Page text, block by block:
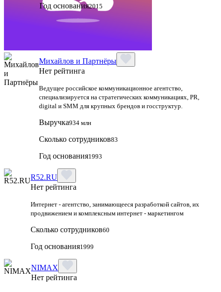
Год основания2015
Михайлов и Партнёры
Нет рейтинга
Ведущее российское коммуникационное агентство,
специализируется на стратегических коммуникациях, PR,
digital и SMM для крупных брендов и госструктур.
Выручка934 млн
Сколько сотрудников83
Год основания1993
R52.RU
Нет рейтинга
Интернет - агентство, занимающееся разработкой сайтов, их
продвижением и комплексным интернет - маркетингом
Сколько сотрудников60
Год основания1999
NIMAX
Нет рейтинга